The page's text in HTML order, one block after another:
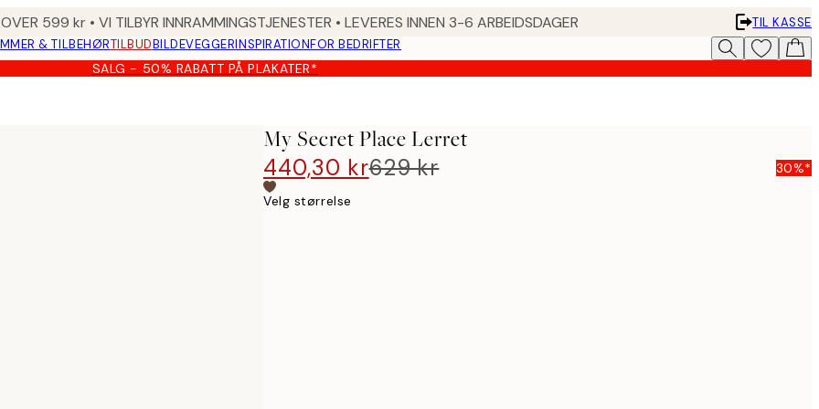
599 kr • VI TILBYR INNRAMMINGSTJENESTER • LEVERES INNEN 3-6 ARBEIDSDAGER
TIL KASSE
& TILBEHØRTILBUDBILDEVEGGERINSPIRATIONFOR BEDRIFTER
SALG - 50% RABATT PÅ PLAKATER*
My Secret Place Lerret
440,30 kr629 kr 30%*
Velg størrelse